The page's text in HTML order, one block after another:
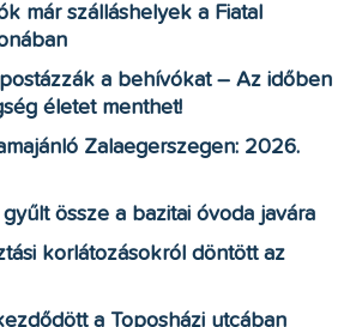
már szálláshelyek a Fiatal
a behívókat – Az időben
életet menthet!
Zalaegerszegen: 2026.
össze a bazitai óvoda javára
korlátozásokról döntött az
a Toposházi utcában